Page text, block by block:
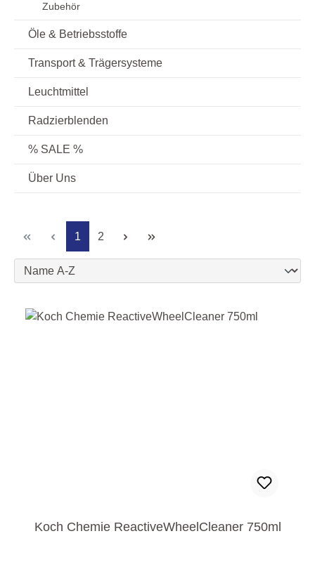
Zubehör
Öle & Betriebsstoffe
Transport & Trägersysteme
Leuchtmittel
Radzierblenden
% SALE %
Über Uns
Seite
1 Seite
2
Koch Chemie ReactiveWheelCleaner 750ml